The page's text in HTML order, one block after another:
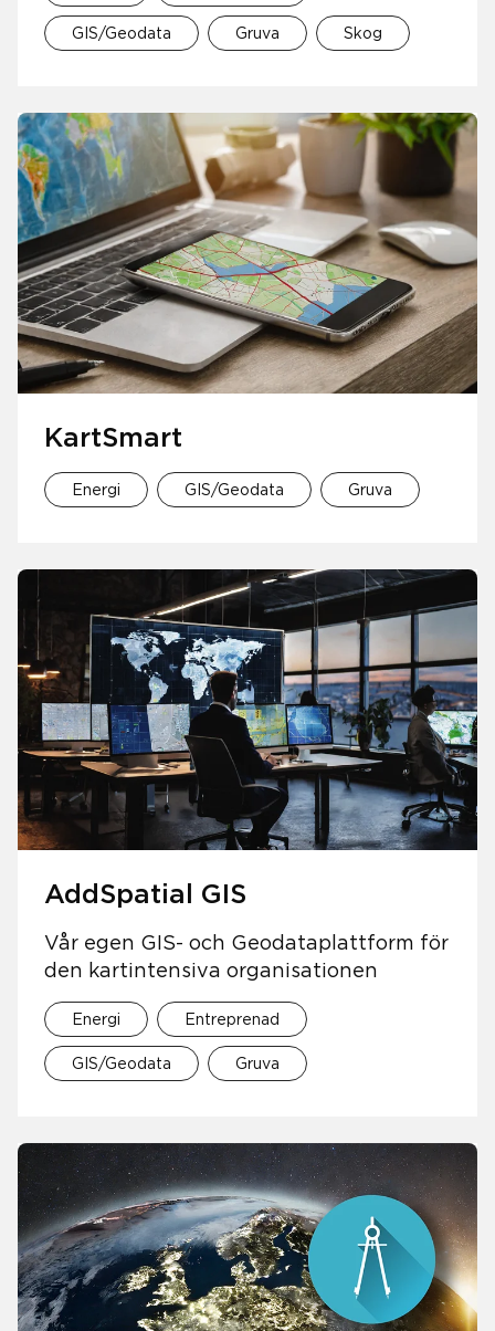
GIS/Geodata Gruva Skog
KartSmart
Energi GIS/Geodata Gruva
AddSpatial GIS
Vår egen GIS- och Geodataplattform för
den kartintensiva organisationen
Energi Entreprenad
GIS/Geodata Gruva